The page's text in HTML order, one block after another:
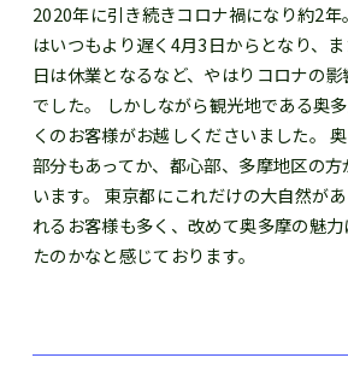
2020年に引き続きコロナ禍になり約2
はいつもより遅く4月3日からとなり、
日は休業となるなど、やはりコロナの
でした。 しかしながら観光地である奥
くのお客様がお越しくださいました。
部分もあってか、都心部、多摩地区の
います。 東京都にこれだけの大自然が
れるお客様も多く、改めて奥多摩の魅
たのかなと感じております。